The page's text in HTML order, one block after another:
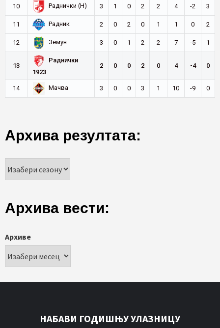
10 Раднички (Н) 3 1 0 2 2 4 -2 3
11 Радник 2 0 2 0 1 1 0 2
12 Земун 3 0 1 2 2 7 -5 1
13
Раднички
1923
2 0 0 2 0 4 -4 0
14 Мачва 3 0 0 3 1 10 -9 0
Архива резултата:
Архива вести:
Архиве
НАБАВИ ГОДИШЊУ УЛАЗНИЦУ